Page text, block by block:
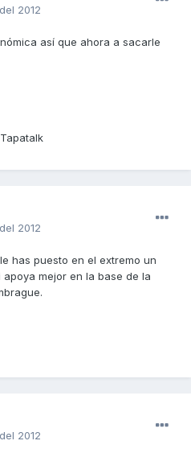
2012
así que ahora a sacarle
2012
has puesto en el extremo un
mejor en la base de la
2012